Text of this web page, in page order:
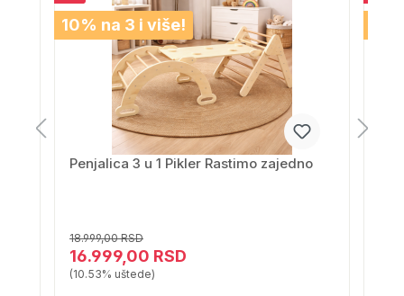
10% na 3 i više!
Penjalica 3 u 1 Pikler Rastimo zajedno
18.999,00 RSD
16.999,00 RSD
(10.53% uštede)